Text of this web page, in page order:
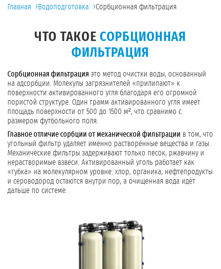
Главная ›Водоподготовка ›Сорбционная фильтрация
ЧТО ТАКОЕ СОРБЦИОННАЯ
ФИЛЬТРАЦИЯ
Сорбционная фильтрация это метод очистки воды, основанный
на адсорбции. Молекулы загрязнителей «прилипают» к
поверхности активированного угля благодаря его огромной
пористой структуре. Один грамм активированного угля имеет
площадь поверхности от 500 до 1500 м², что сравнимо с
размером футбольного поля.
Главное отличие сорбции от механической фильтрации в том, что
угольный фильтр удаляет именно растворённые вещества и газы.
Механические фильтры задерживают только песок, ржавчину и
нерастворимые взвеси. Активированный уголь работает как
«губка» на молекулярном уровне: хлор, органика, нефтепродукты
и сероводород остаются внутри пор, а очищенная вода идёт
дальше по системе.